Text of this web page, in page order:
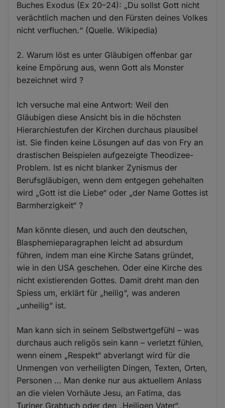
Buches Exodus (Ex 20–24): „Du sollst Gott nicht
verächtlich machen und den Fürsten deines Volkes
nicht verfluchen.“ (Quelle. Wikipedia)
2. Warum löst es unter Gläubigen offenbar gar
keine Empörung aus, wenn Gott als Monster
bezeichnet wird ?
Ich versuche mal eine Antwort: Weil den
Gläubigen diese Ansicht bis in die höchsten
Hierarchiestufen der Kirchen durchaus plausibel
ist. Sie finden keine Lösungen auf das von Fry an
drastischen Beispielen aufgezeigte Theodizee-
Problem. Ist es nicht blanker Zynismus der
Berufsgläubigen, wenn dem entgegen gehehalten
wird „Gott ist die Liebe“ oder „der Name Gottes ist
Barmherzigkeit“ ?
Man könnte diesen, und auch den deutschen,
Blasphemieparagraphen leicht ad absurdum
führen, indem man eine Kirche Satans gründet,
wie in den USA geschehen. Oder eine Kirche des
nicht existierenden Gottes. Damit dreht man den
Spiess um, erklärt für „heilig“, was anderen
„unheilig“ ist.
Man kann sich in seinem Selbstwertgefühl – was
durchaus auch religös sein kann – verletzt fühlen,
wenn einem „Respekt“ abverlangt wird für die
Unmengen von verheiligten Dingen, Texten, Orten,
Personen … Man denke nur aus aktuellem Anlass
an die vielen Vorhäute Jesu, an Fatima, das
Turiner Grabtuch oder den „Heiligen Vater“.